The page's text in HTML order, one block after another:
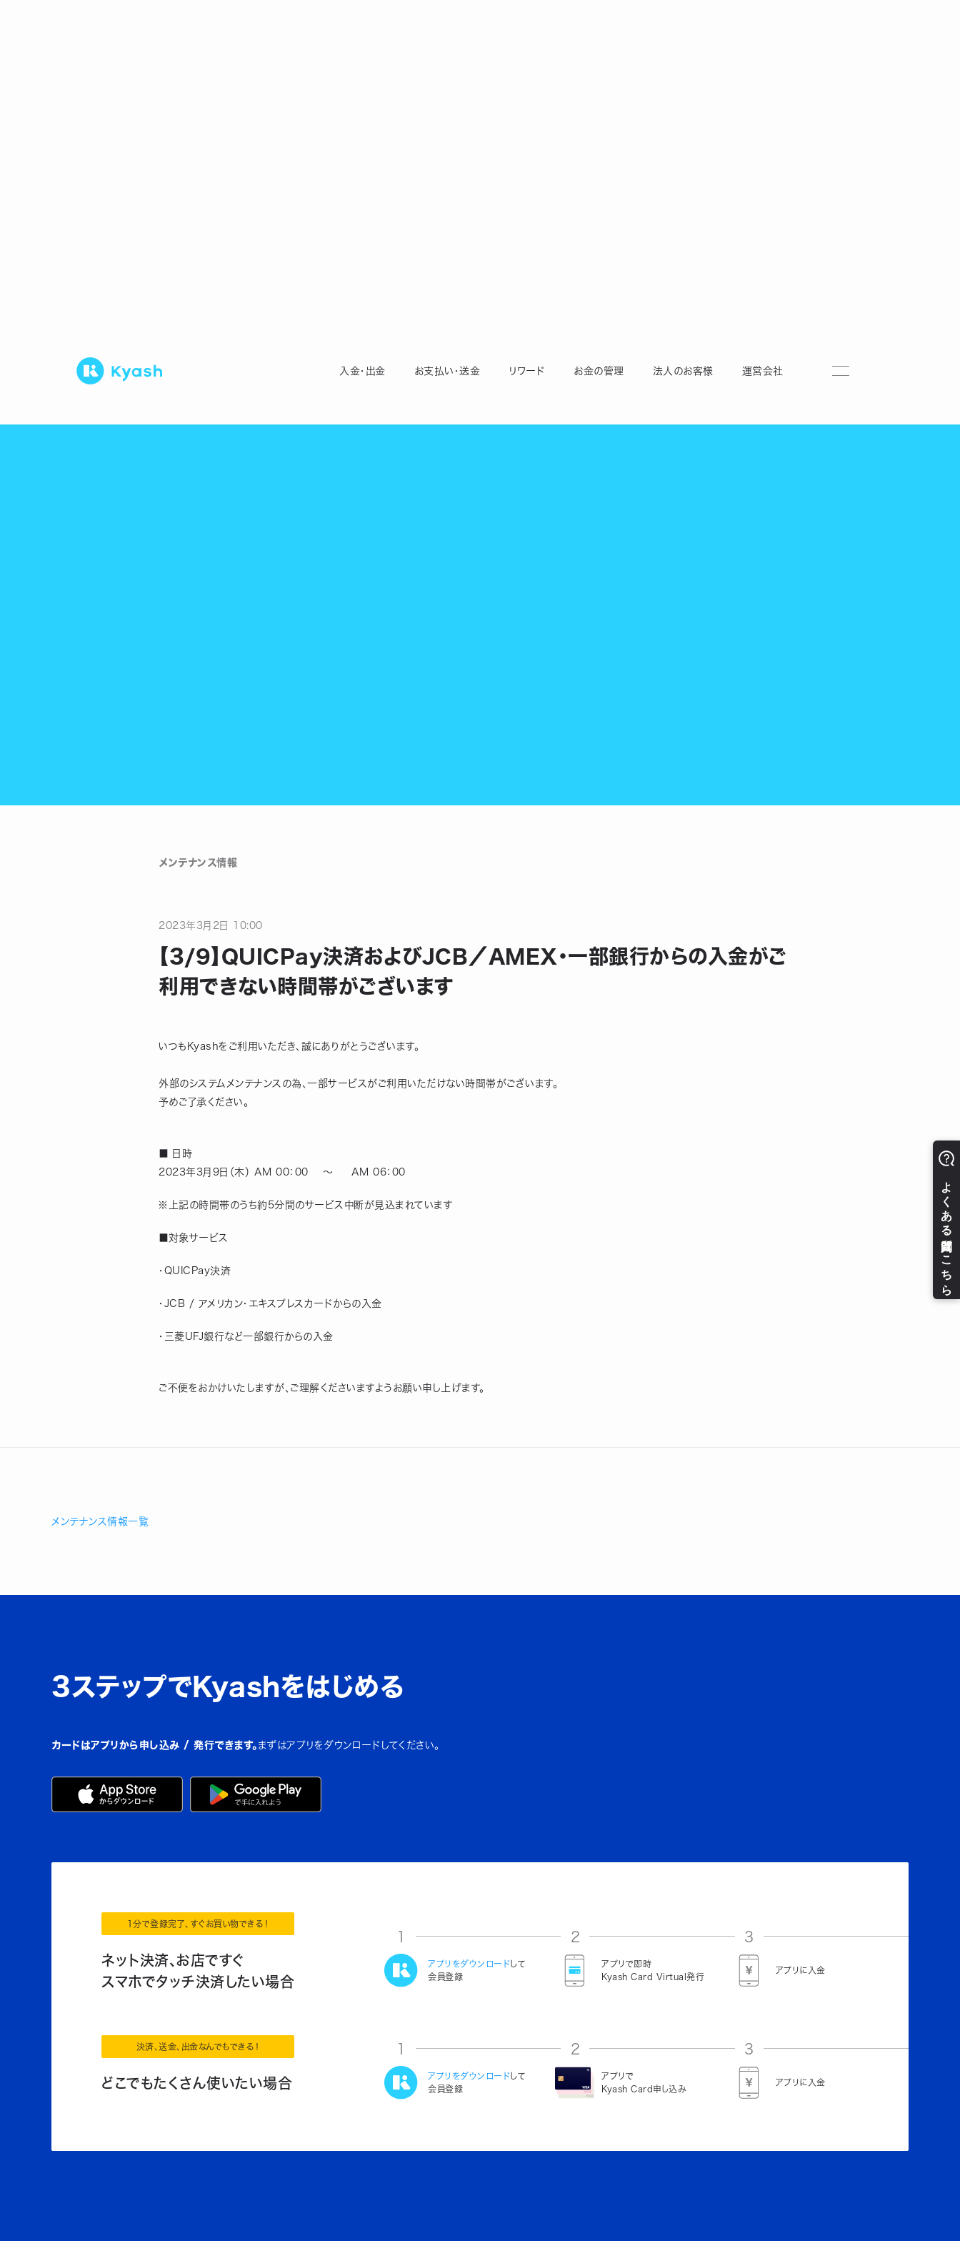
入金・出金 お支払い・送金 リワード お金の管理 法人のお客様 運営会社
メンテナンス情報
2023年 3月 2 日 10:00
【3/9】QUICPay決済およびJCB／AMEX・一部銀行からの入金がご
利用できない時間帯がございます
いつもKyashをご利用いただき、誠にありがとうございます。
外部のシステムメンテナンスの為、一部サービスがご利用いただけない時間帯がございます。
予めご了承ください。
■ 日時
2023年3月9日（木） AM 00：00　 ～　  AM 06：00
※上記の時間帯のうち約5分間のサービス中断が見込まれています
■対象サービス
・QUICPay決済
・JCB / アメリカン・エキスプレスカードからの入金
・三菱UFJ銀行など一部銀行からの入金
ご不便をおかけいたしますが、ご理解くださいますようお願い申し上げます。
メンテナンス情報一覧
3ステップでKyashをはじめる
カードはアプリから申し込み / 発行できます。 まずはアプリをダウンロードしてください。
1分で登録完了、すぐお買い物できる！
ネット決済、お店ですぐ
スマホでタッチ決済したい場合
1
アプリをダウンロードして
会員登録
2
アプリで即時
Kyash Card Virtual発行
3
アプリに入金
決済、送金、出金なんでもできる！
どこでもたくさん使いたい場合
1
アプリをダウンロードして
会員登録
2
アプリで
Kyash Card申し込み
3
アプリに入金